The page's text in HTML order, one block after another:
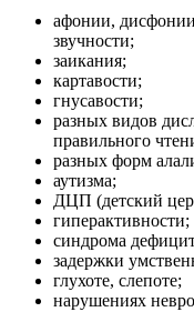
афонии,
звучности;
заикания;
картавости;
гнусавости;
разных видов
правильного
разных форм
аутизма;
ДЦП (детский
гиперактивности;
синдрома
задержки
глухоте, слепоте;
нарушениях